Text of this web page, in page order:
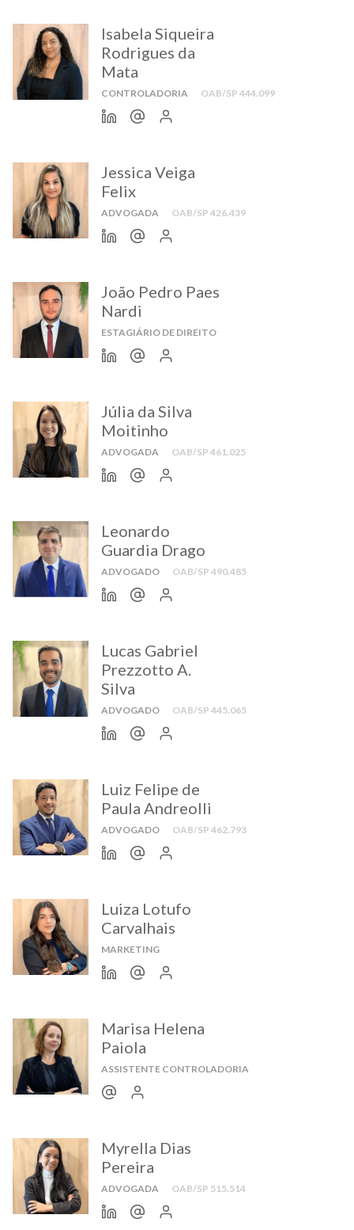
Isabela Siqueira
Rodrigues da
Mata
CONTROLADORIA OAB/SP 444.099
Jessica Veiga
Felix
ADVOGADA OAB/SP 426.439
João Pedro Paes
Nardi
ESTAGIÁRIO DE DIREITO
Júlia da Silva
Moitinho
ADVOGADA OAB/SP 461.025
Leonardo
Guardia Drago
ADVOGADO OAB/SP 490.485
Lucas Gabriel
Prezzotto A.
Silva
ADVOGADO OAB/SP 445.065
Luiz Felipe de
Paula Andreolli
ADVOGADO OAB/SP 462.793
Luiza Lotufo
Carvalhais
MARKETING
Marisa Helena
Paiola
ASSISTENTE CONTROLADORIA
Myrella Dias
Pereira
ADVOGADA OAB/SP 515.514